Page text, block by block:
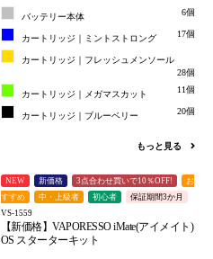
バッテリー本体 6個
カートリッジ｜ミントストロング 17個
カートリッジ｜フレッシュメンソール
28個
カートリッジ｜メガマスカット 11個
カートリッジ｜ブルーベリー 20個
もっと見る
NEW 新価格 3点合わせ買いで10％OFF!
お
すすめ
中・上級者 初心者
保証期間3か月
VS-1559
【新価格】VAPORESSO iMate(アイメイト)
OS スターターキット